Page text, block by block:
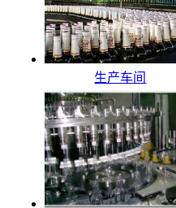
生产车间